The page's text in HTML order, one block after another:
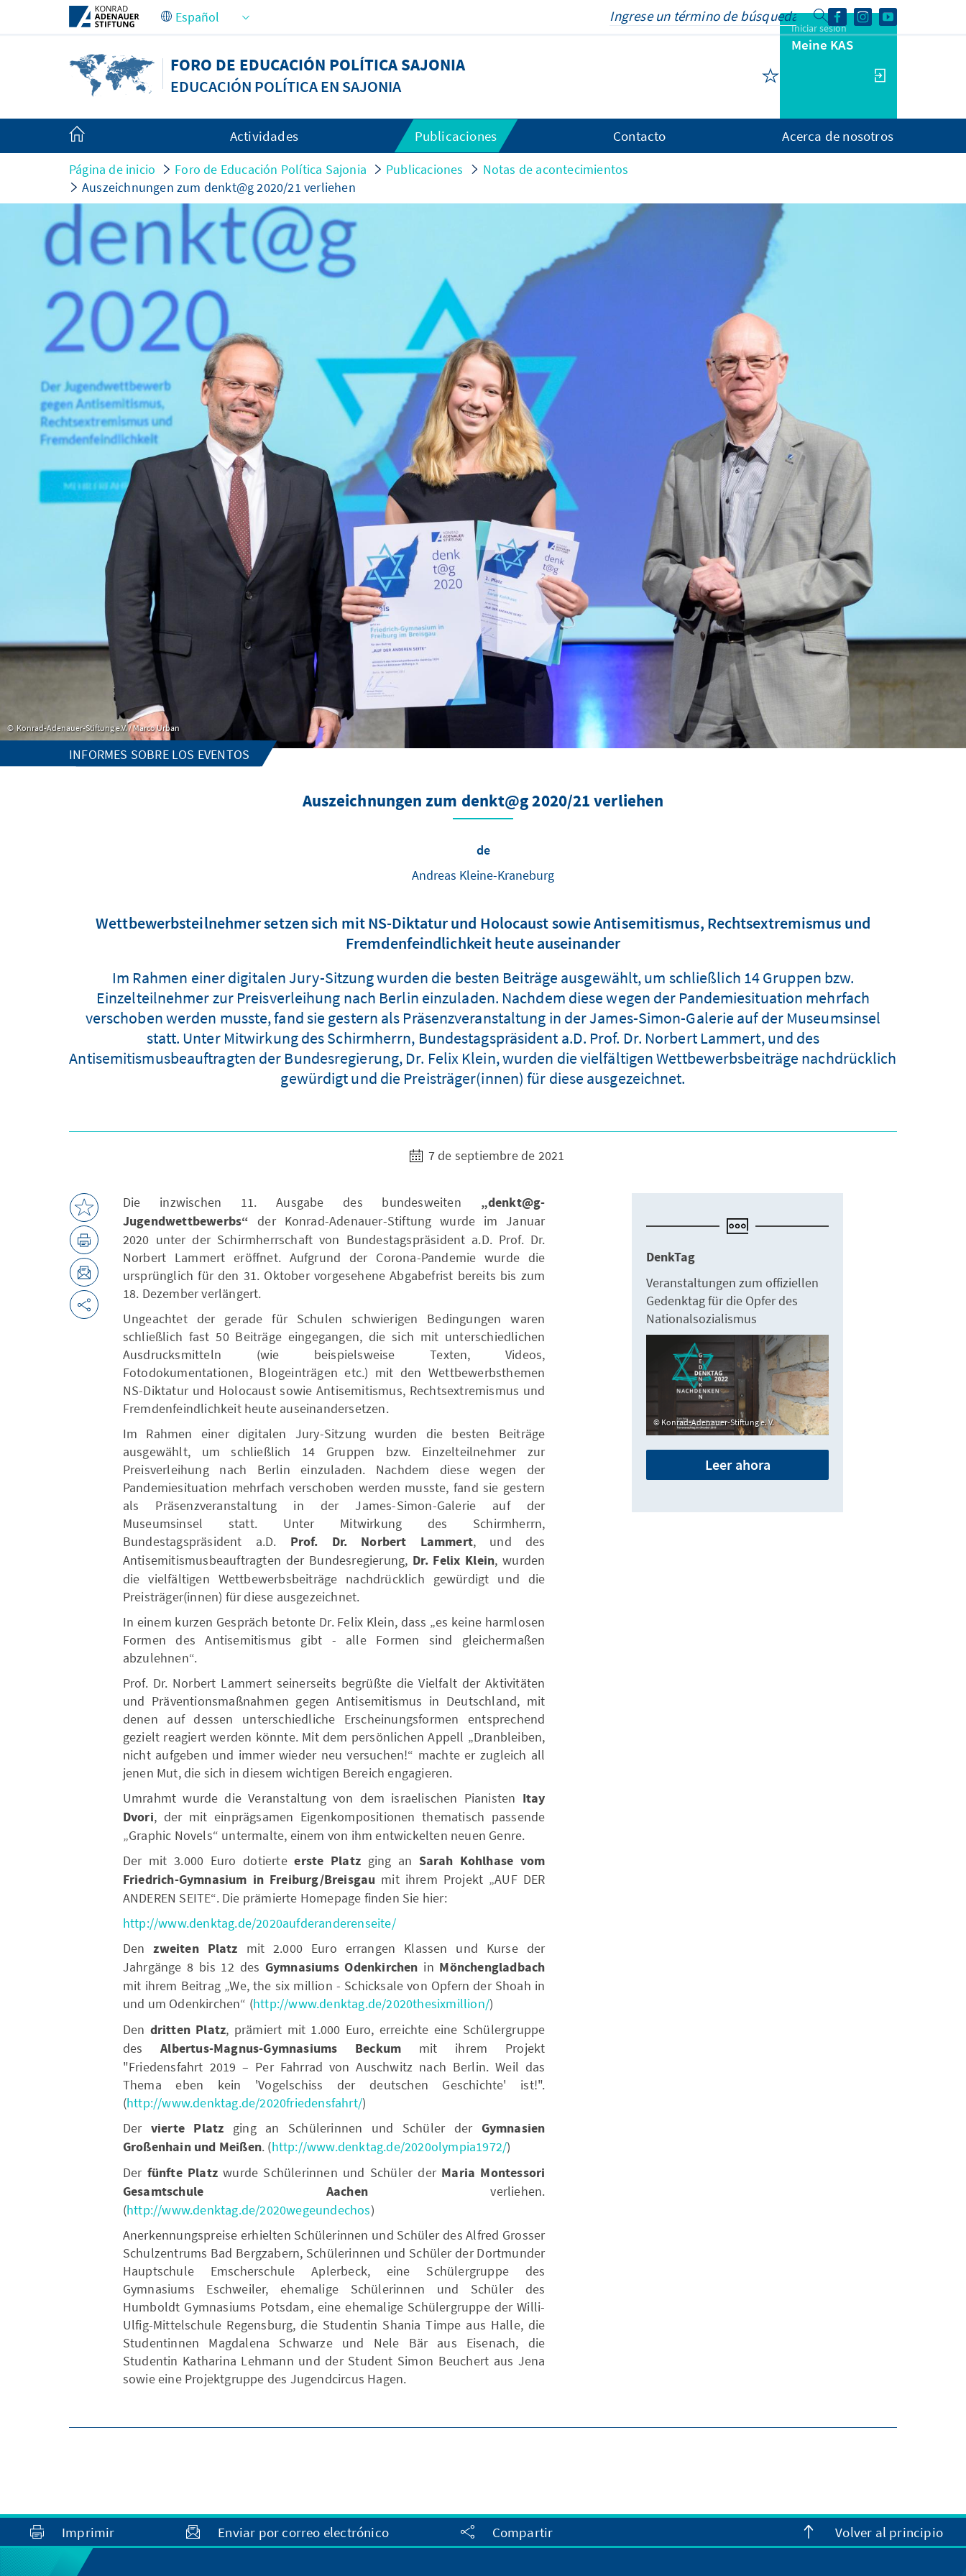
Saltar al contenido principal
FORO DE EDUCACIÓN POLÍTICA SAJONIA
EDUCACIÓN POLÍTICA EN SAJONIA
Iniciar sesión
Meine KAS
Actividades Publicaciones Contacto Acerca de nosotros
Página de inicio Foro de Educación Política Sajonia Publicaciones
Notas de acontecimientos
Auszeichnungen zum denkt@g 2020/21 verliehen
Konrad-Adenauer-Stiftung e.V. / Marco Urban
INFORMES SOBRE LOS EVENTOS
Auszeichnungen zum denkt@g 2020/21 verliehen
de
Andreas Kleine-Kraneburg
Wettbewerbsteilnehmer setzen sich mit NS-Diktatur und Holocaust sowie Antisemitismus, Rechtsextremismus und
Fremdenfeindlichkeit heute auseinander
Im Rahmen einer digitalen Jury-Sitzung wurden die besten Beiträge ausgewählt, um schließlich 14 Gruppen bzw.
Einzelteilnehmer zur Preisverleihung nach Berlin einzuladen. Nachdem diese wegen der Pandemiesituation mehrfach
verschoben werden musste, fand sie gestern als Präsenzveranstaltung in der James-Simon-Galerie auf der Museumsinsel
statt. Unter Mitwirkung des Schirmherrn, Bundestagspräsident a.D. Prof. Dr. Norbert Lammert, und des
Antisemitismusbeauftragten der Bundesregierung, Dr. Felix Klein, wurden die vielfältigen Wettbewerbsbeiträge nachdrücklich
gewürdigt und die Preisträger(innen) für diese ausgezeichnet.
7 de septiembre de 2021
Die inzwischen 11. Ausgabe des bundesweiten „denkt@g-
Jugendwettbewerbs“ der Konrad-Adenauer-Stiftung wurde im Januar
2020 unter der Schirmherrschaft von Bundestagspräsident a.D. Prof. Dr.
Norbert Lammert eröffnet. Aufgrund der Corona-Pandemie wurde die
ursprünglich für den 31. Oktober vorgesehene Abgabefrist bereits bis zum
18. Dezember verlängert.
Ungeachtet der gerade für Schulen schwierigen Bedingungen waren
schließlich fast 50 Beiträge eingegangen, die sich mit unterschiedlichen
Ausdrucksmitteln (wie beispielsweise Texten, Videos,
Fotodokumentationen, Blogeinträgen etc.) mit den Wettbewerbsthemen
NS-Diktatur und Holocaust sowie Antisemitismus, Rechtsextremismus und
Fremdenfeindlichkeit heute auseinandersetzen.
Im Rahmen einer digitalen Jury-Sitzung wurden die besten Beiträge
ausgewählt, um schließlich 14 Gruppen bzw. Einzelteilnehmer zur
Preisverleihung nach Berlin einzuladen. Nachdem diese wegen der
Pandemiesituation mehrfach verschoben werden musste, fand sie gestern
als Präsenzveranstaltung in der James-Simon-Galerie auf der
Museumsinsel statt. Unter Mitwirkung des Schirmherrn,
Bundestagspräsident a.D. Prof. Dr. Norbert Lammert, und des
Antisemitismusbeauftragten der Bundesregierung, Dr. Felix Klein, wurden
die vielfältigen Wettbewerbsbeiträge nachdrücklich gewürdigt und die
Preisträger(innen) für diese ausgezeichnet.
In einem kurzen Gespräch betonte Dr. Felix Klein, dass „es keine harmlosen
Formen des Antisemitismus gibt - alle Formen sind gleichermaßen
abzulehnen“.
Prof. Dr. Norbert Lammert seinerseits begrüßte die Vielfalt der Aktivitäten
und Präventionsmaßnahmen gegen Antisemitismus in Deutschland, mit
denen auf dessen unterschiedliche Erscheinungsformen entsprechend
gezielt reagiert werden könnte. Mit dem persönlichen Appell „Dranbleiben,
nicht aufgeben und immer wieder neu versuchen!“ machte er zugleich all
jenen Mut, die sich in diesem wichtigen Bereich engagieren.
Umrahmt wurde die Veranstaltung von dem israelischen Pianisten Itay
Dvori, der mit einprägsamen Eigenkompositionen thematisch passende
„Graphic Novels“ untermalte, einem von ihm entwickelten neuen Genre.
Der mit 3.000 Euro dotierteerste Platz ging an Sarah Kohlhase vom
Friedrich-Gymnasium in Freiburg/Breisgau mit ihrem Projekt „AUF DER
ANDEREN SEITE“. Die prämierte Homepage finden Sie hier:
http://www.denktag.de/2020aufderanderenseite/
Denzweiten Platz mit 2.000 Euro errangen Klassen und Kurse der
Jahrgänge 8 bis 12 des Gymnasiums Odenkirchen in Mönchengladbach
mit ihrem Beitrag „We, the six million - Schicksale von Opfern der Shoah in
und um Odenkirchen“ (http://www.denktag.de/2020thesixmillion/)
Den dritten Platz, prämiert mit 1.000 Euro, erreichte eine Schülergruppe
desAlbertus-Magnus-Gymnasiums Beckum mit ihrem Projekt
"Friedensfahrt 2019 – Per Fahrrad von Auschwitz nach Berlin. Weil das
Thema eben kein 'Vogelschiss der deutschen Geschichte' ist!".
(http://www.denktag.de/2020friedensfahrt/)
Der vierte Platz ging an Schülerinnen und Schüler der Gymnasien
Großenhain und Meißen. (http://www.denktag.de/2020olympia1972/)
Der fünfte Platz wurde Schülerinnen und Schüler der Maria Montessori
Gesamtschule Aachenverliehen.
(http://www.denktag.de/2020wegeundechos)
Anerkennungspreise erhielten Schülerinnen und Schüler des Alfred Grosser
Schulzentrums Bad Bergzabern, Schülerinnen und Schüler der Dortmunder
Hauptschule Emscherschule Aplerbeck, eine Schülergruppe des
Gymnasiums Eschweiler, ehemalige Schülerinnen und Schüler des
Humboldt Gymnasiums Potsdam, eine ehemalige Schülergruppe der Willi-
Ulfig-Mittelschule Regensburg, die Studentin Shania Timpe aus Halle, die
Studentinnen Magdalena Schwarze und Nele Bär aus Eisenach, die
Studentin Katharina Lehmann und der Student Simon Beuchert aus Jena
sowie eine Projektgruppe des Jugendcircus Hagen.
DenkTag
Veranstaltungen zum offiziellen
Gedenktag für die Opfer des
Nationalsozialismus
Konrad-Adenauer-Stiftung e. V.
Leer ahora
Imprimir Enviar por correo electrónico Compartir Volver al principio